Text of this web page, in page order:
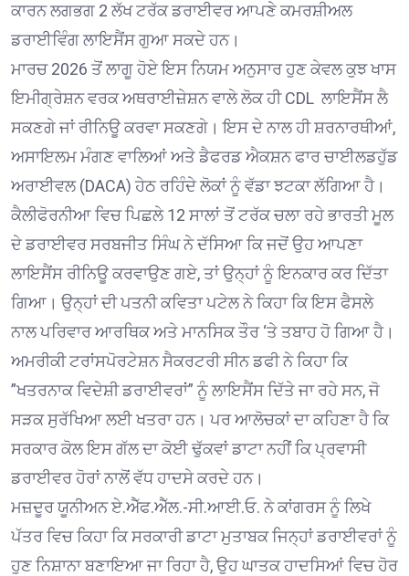
ਕਾਰਨ ਲਗਭਗ 2 ਲੱਖ ਟਰੱਕ ਡਰਾਈਵਰ ਆਪਣੇ ਕਮਰਸ਼ੀਅਲ
ਡਰਾਈਵਿੰਗ ਲਾਇਸੈਂਸ ਗੁਆ ਸਕਦੇ ਹਨ।
ਮਾਰਚ 2026 ਤੋਂ ਲਾਗੂ ਹੋਏ ਇਸ ਨਿਯਮ ਅਨੁਸਾਰ ਹੁਣ ਕੇਵਲ ਕੁਝ ਖਾਸ
ਇਮੀਗ੍ਰੇਸ਼ਨ ਵਰਕ ਅਥਰਾਈਜ਼ੇਸ਼ਨ ਵਾਲੇ ਲੋਕ ਹੀ CDL ਲਾਇਸੈਂਸ ਲੈ
ਸਕਣਗੇ ਜਾਂ ਰੀਨਿਊ ਕਰਵਾ ਸਕਣਗੇ। ਇਸ ਦੇ ਨਾਲ ਹੀ ਸ਼ਰਨਾਰਥੀਆਂ,
ਅਸਾਇਲਮ ਮੰਗਣ ਵਾਲਿਆਂ ਅਤੇ ਡੈਫਰਡ ਐਕਸ਼ਨ ਫਾਰ ਚਾਈਲਡਹੁੱਡ
ਅਰਾਈਵਲ (DACA) ਹੇਠ ਰਹਿੰਦੇ ਲੋਕਾਂ ਨੂੰ ਵੱਡਾ ਝਟਕਾ ਲੱਗਿਆ ਹੈ।
ਕੈਲੀਫੋਰਨੀਆ ਵਿਚ ਪਿਛਲੇ 12 ਸਾਲਾਂ ਤੋਂ ਟਰੱਕ ਚਲਾ ਰਹੇ ਭਾਰਤੀ ਮੂਲ
ਦੇ ਡਰਾਈਵਰ ਸਰਬਜੀਤ ਸਿੰਘ ਨੇ ਦੱਸਿਆ ਕਿ ਜਦੋਂ ਉਹ ਆਪਣਾ
ਲਾਇਸੈਂਸ ਰੀਨਿਊ ਕਰਵਾਉਣ ਗਏ, ਤਾਂ ਉਨ੍ਹਾਂ ਨੂੰ ਇਨਕਾਰ ਕਰ ਦਿੱਤਾ
ਗਿਆ। ਉਨ੍ਹਾਂ ਦੀ ਪਤਨੀ ਕਵਿਤਾ ਪਟੇਲ ਨੇ ਕਿਹਾ ਕਿ ਇਸ ਫੈਸਲੇ
ਨਾਲ ਪਰਿਵਾਰ ਆਰਥਿਕ ਅਤੇ ਮਾਨਸਿਕ ਤੌਰ ‘ਤੇ ਤਬਾਹ ਹੋ ਗਿਆ ਹੈ।
ਅਮਰੀਕੀ ਟਰਾਂਸਪੋਰਟੇਸ਼ਨ ਸੈਕਰਟਰੀ ਸੀਨ ਡਫੀ ਨੇ ਕਿਹਾ ਕਿ
”ਖਤਰਨਾਕ ਵਿਦੇਸ਼ੀ ਡਰਾਈਵਰਾਂ” ਨੂੰ ਲਾਇਸੈਂਸ ਦਿੱਤੇ ਜਾ ਰਹੇ ਸਨ, ਜੋ
ਸੜਕ ਸੁਰੱਖਿਆ ਲਈ ਖਤਰਾ ਹਨ। ਪਰ ਆਲੋਚਕਾਂ ਦਾ ਕਹਿਣਾ ਹੈ ਕਿ
ਸਰਕਾਰ ਕੋਲ ਇਸ ਗੱਲ ਦਾ ਕੋਈ ਢੁੱਕਵਾਂ ਡਾਟਾ ਨਹੀਂ ਕਿ ਪ੍ਰਵਾਸੀ
ਡਰਾਈਵਰ ਹੋਰਾਂ ਨਾਲੋਂ ਵੱਧ ਹਾਦਸੇ ਕਰਦੇ ਹਨ।
ਮਜ਼ਦੂਰ ਯੂਨੀਅਨ ਏ.ਐੱਫ.ਐੱਲ.-ਸੀ.ਆਈ.ਓ. ਨੇ ਕਾਂਗਰਸ ਨੂੰ ਲਿਖੇ
ਪੱਤਰ ਵਿਚ ਕਿਹਾ ਕਿ ਸਰਕਾਰੀ ਡਾਟਾ ਮੁਤਾਬਕ ਜਿਨ੍ਹਾਂ ਡਰਾਈਵਰਾਂ ਨੂੰ
ਹੁਣ ਨਿਸ਼ਾਨਾ ਬਣਾਇਆ ਜਾ ਰਿਹਾ ਹੈ, ਉਹ ਘਾਤਕ ਹਾਦਸਿਆਂ ਵਿਚ ਹੋਰ